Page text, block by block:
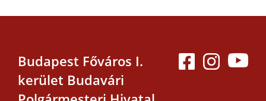
Budapest Főváros I.
kerület Budavári